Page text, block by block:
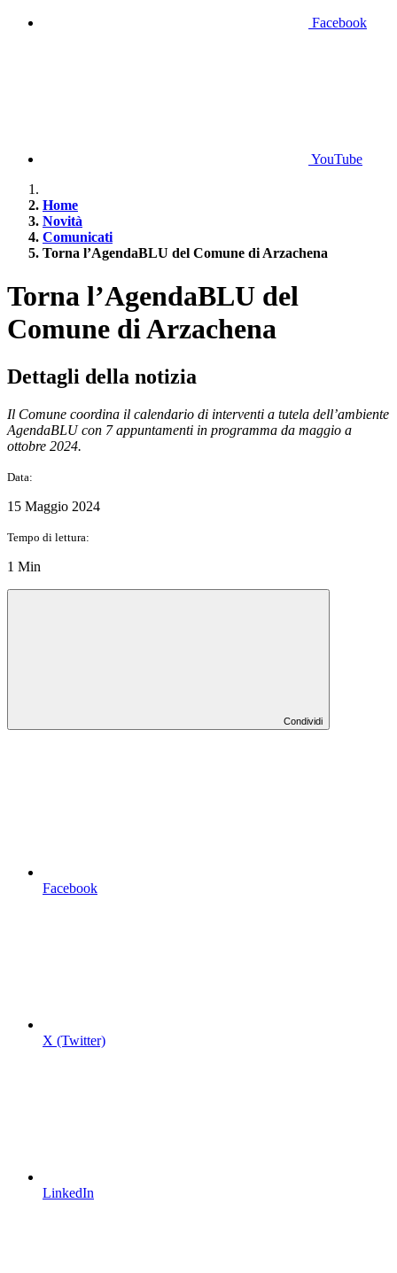
Facebook
YouTube
Home
Novità
Comunicati
Torna l’AgendaBLU del Comune di Arzachena
Torna l’AgendaBLU del
Comune di Arzachena
Dettagli della notizia
Il Comune coordina il calendario di interventi a tutela dell’ambiente
AgendaBLU con 7 appuntamenti in programma da maggio a
ottobre 2024.
Data:
15 Maggio 2024
Tempo di lettura:
1 Min
Condividi
Facebook
X (Twitter)
LinkedIn